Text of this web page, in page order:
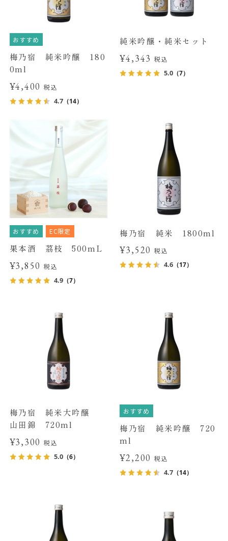
おすすめ
梅乃宿 純米吟醸 180
0ml
¥4,400税込
4.7（14）
純米吟醸・純米セット
¥4,343 税込
5.0 （7）
おすすめ EC限定
果本酒 茘枝 500mL
¥3,850税込
4.9（7）
梅乃宿 純米 1800ml
¥3,520 税込
4.6 （17）
梅乃宿 純米大吟醸
山田錦 720ml
¥3,300税込
5.0（6）
おすすめ
梅乃宿 純米吟醸 720
ml
¥2,200 税込
4.7 （14）